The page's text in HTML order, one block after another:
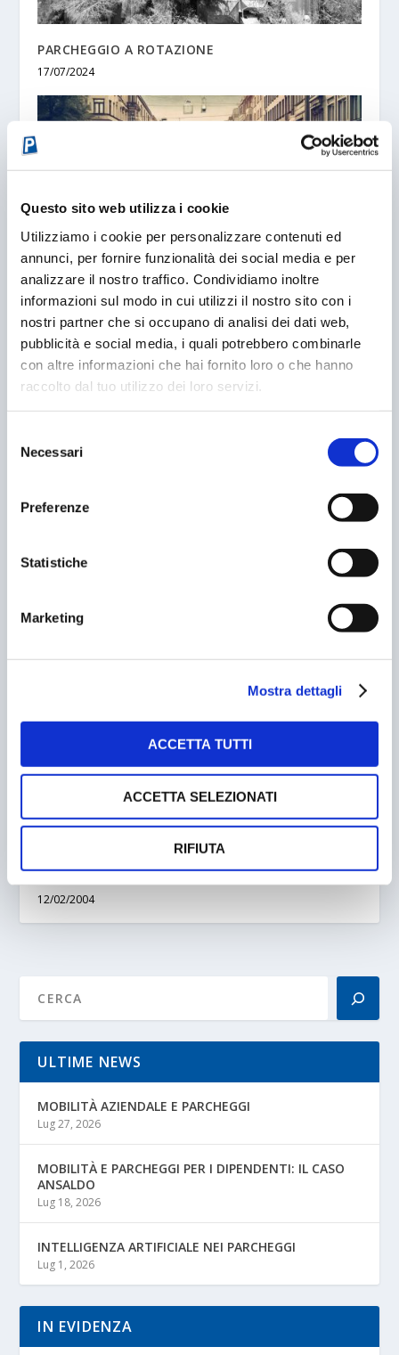
Questo sito web utilizza i cookie
Utilizziamo i cookie per personalizzare contenuti ed
annunci, per fornire funzionalità dei social media e per
analizzare il nostro traffico. Condividiamo inoltre
informazioni sul modo in cui utilizzi il nostro sito con i
nostri partner che si occupano di analisi dei dati web,
pubblicità e social media, i quali potrebbero combinarle
con altre informazioni che hai fornito loro o che hanno
raccolto dal tuo utilizzo dei loro servizi.
delNecessari
Preferenze
Statistiche
Marketing
Mostra dettagli
ACCETTA TUTTI
ACCETTA SELEZIONATI
RIFIUTA
PARCHEGGIO A ROTAZIONE
17/07/2024
IL PARCHEGGIATORE ABUSIVO: PIAGA NAZIONALE
– Parte 1
08/06/2016
UN PARCHEGGIO
12/02/2004
ULTIME NEWS
MOBILITÀ AZIENDALE E PARCHEGGI
Lug 27, 2026
MOBILITÀ E PARCHEGGI PER I DIPENDENTI: IL CASO
ANSALDO
Lug 18, 2026
INTELLIGENZA ARTIFICIALE NEI PARCHEGGI
Lug 1, 2026
IN EVIDENZA